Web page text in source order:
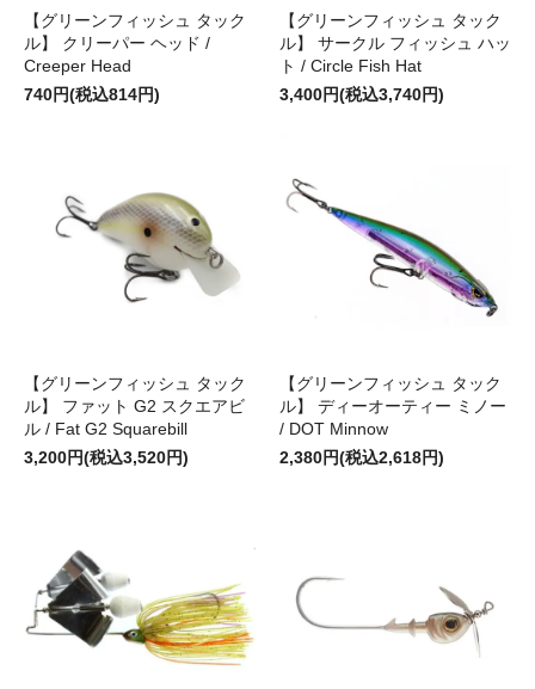
【グリーンフィッシュ タック
ル】 クリーパー ヘッド /
Creeper Head
740円(税込814円)
【グリーンフィッシュ タック
ル】 サークル フィッシュ ハッ
ト / Circle Fish Hat
3,400円(税込3,740円)
【グリーンフィッシュ タック
ル】 ファット G2 スクエアビ
ル / Fat G2 Squarebill
3,200円(税込3,520円)
【グリーンフィッシュ タック
ル】 ディーオーティー ミノー
/ DOT Minnow
2,380円(税込2,618円)